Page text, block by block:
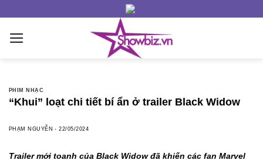
content
PHIM NHẠC
“Khui” loạt chi tiết bí ẩn ở trailer Black Widow
PHẠM NGUYỄN -22/05/2024
Trailer mới toanh của Black Widow đã khiến các fan Marvel